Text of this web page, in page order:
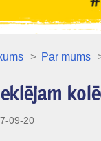
Par mums
09-20